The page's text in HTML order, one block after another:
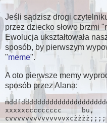
Jeśli sądzisz drogi
przez dziecko słowo brzmi
Ewolucja ukształtowała
sposób, by pierwszym
"meme".
A oto pierwsze memy
sposób przez Alana:
xxxxxccccccccc     bu,
cvvvvvvvvvvvvvvxcżżżż;;;;